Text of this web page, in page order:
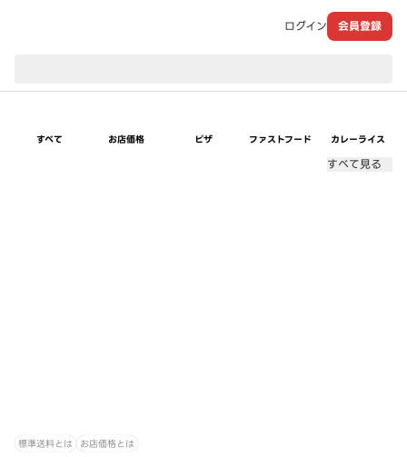
ログイン 会員登録
すべて お店価格 ピザ ファストフード カレーライス
すべて見る
標準送料とは お店価格とは